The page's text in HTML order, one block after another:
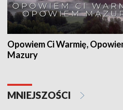
Opowiem Ci Warmię,
Mazury
MNIEJSZOŚCI